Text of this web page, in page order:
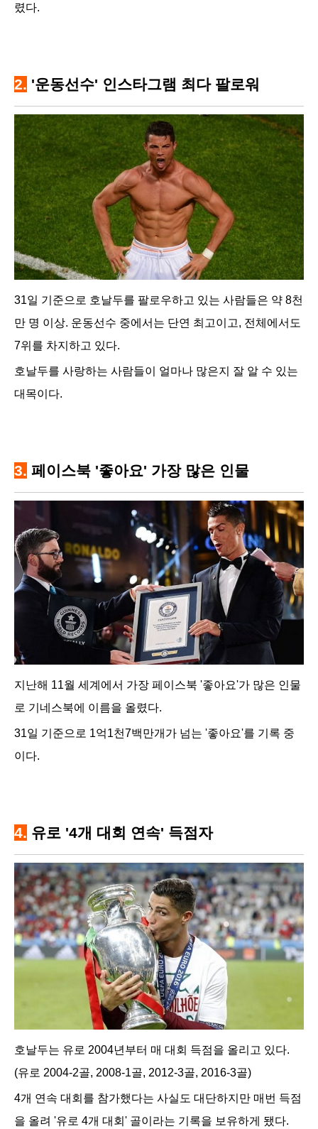
렸다.
2. '운동선수' 인스타그램 최다 팔로워
31일 기준으로 호날두를 팔로우하고 있는 사람들은 약 8천
만 명 이상. 운동선수 중에서는 단연 최고이고, 전체에서도
7위를 차지하고 있다.
호날두를 사랑하는 사람들이 얼마나 많은지 잘 알 수 있는
대목이다.
3. 페이스북 '좋아요' 가장 많은 인물
지난해 11월 세계에서 가장 페이스북 '좋아요'가 많은 인물
로 기네스북에 이름을 올렸다.
31일 기준으로 1억1천7백만개가 넘는 '좋아요'를 기록 중
이다.
4. 유로 '4개 대회 연속' 득점자
호날두는 유로 2004년부터 매 대회 득점을 올리고 있다.
(유로 2004-2골, 2008-1골, 2012-3골, 2016-3골)
4개 연속 대회를 참가했다는 사실도 대단하지만 매번 득점
을 올려 '유로 4개 대회' 골이라는 기록을 보유하게 됐다.